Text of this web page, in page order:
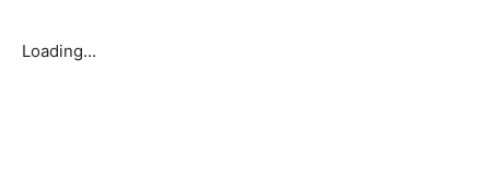
Loading...